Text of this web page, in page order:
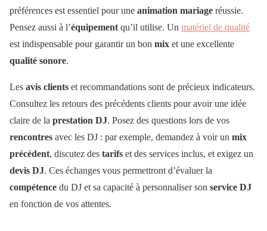
préférences est essentiel pour une animation mariage réussie.
Pensez aussi à l’équipement qu’il utilise. Un matériel de qualité
est indispensable pour garantir un bon mix et une excellente
qualité sonore.
Les avis clients et recommandations sont de précieux indicateurs.
Consultez les retours des précédents clients pour avoir une idée
claire de la prestation DJ. Posez des questions lors de vos
rencontres avec les DJ : par exemple, demandez à voir un mix
précédent, discutez des tarifs et des services inclus, et exigez un
devis DJ. Ces échanges vous permettront d’évaluer la
compétence du DJ et sa capacité à personnaliser son service DJ
en fonction de vos attentes.